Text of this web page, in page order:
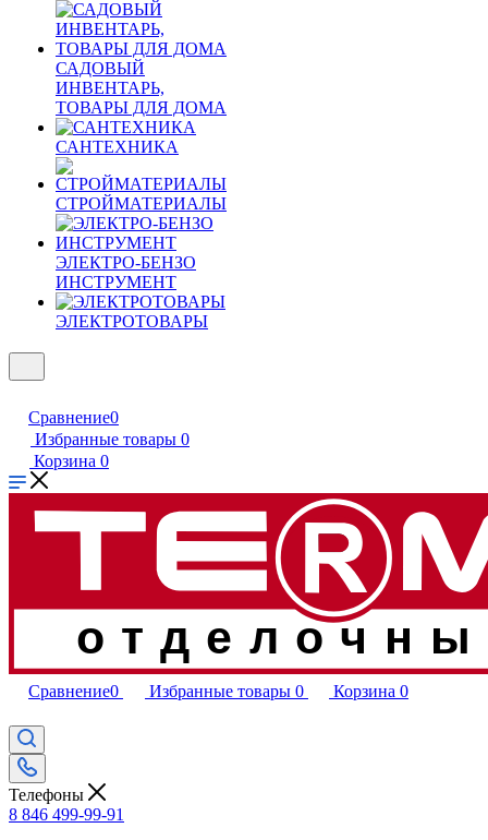
САДОВЫЙ
ИНВЕНТАРЬ,
ТОВАРЫ ДЛЯ ДОМА
САНТЕХНИКА
СТРОЙМАТЕРИАЛЫ
ЭЛЕКТРО-БЕНЗО
ИНСТРУМЕНТ
ЭЛЕКТРОТОВАРЫ
Сравнение0
Избранные товары 0
Корзина 0
Сравнение0 Избранные товары 0 Корзина 0
Телефоны
8 846 499-99-91